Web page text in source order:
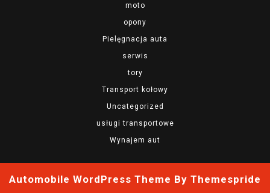
moto
opony
Pielęgnacja auta
serwis
tory
Transport kołowy
Uncategorized
usługi transportowe
Wynajem aut
Automobile WordPress Theme By Themespride